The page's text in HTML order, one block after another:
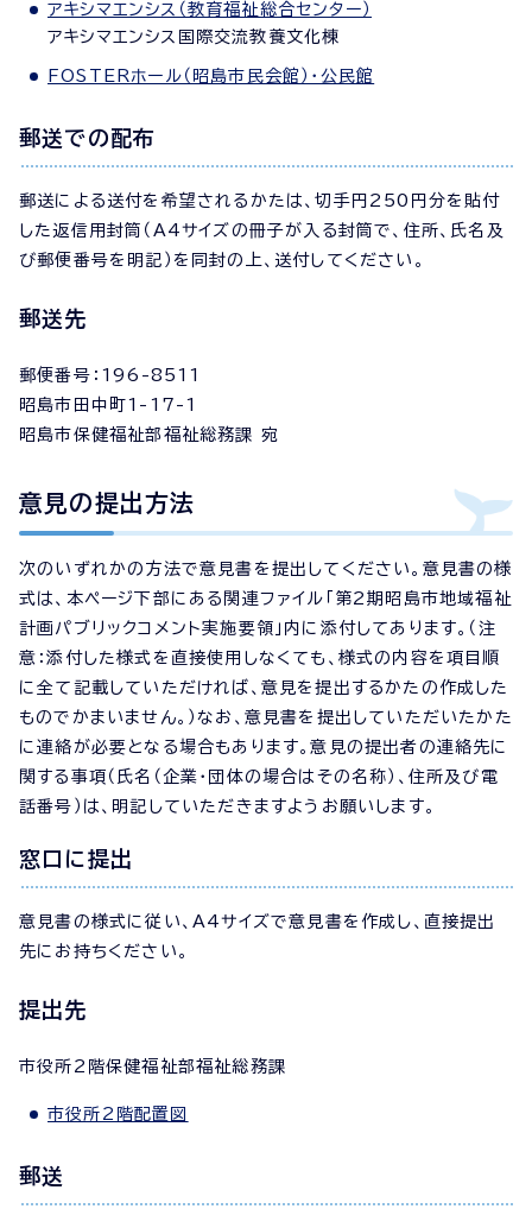
アキシマエンシス（教育福祉総合センター）
アキシマエンシス国際交流教養文化棟
FOSTERホール（昭島市民会館）・公民館
郵送での配布
郵送による送付を希望されるかたは、切手円250円分を貼付
した返信用封筒（A4サイズの冊子が入る封筒で、住所、氏名及
び郵便番号を明記）を同封の上、送付してください。
郵送先
郵便番号：196-8511
昭島市田中町1-17-1
昭島市保健福祉部福祉総務課 宛
意見の提出方法
次のいずれかの方法で意見書を提出してください。意見書の様
式は、本ページ下部にある関連ファイル「第2期昭島市地域福祉
計画パブリックコメント実施要領」内に添付してあります。（注
意：添付した様式を直接使用しなくても、様式の内容を項目順
に全て記載していただければ、意見を提出するかたの作成した
ものでかまいません。）なお、意見書を提出していただいたかた
に連絡が必要となる場合もあります。意見の提出者の連絡先に
関する事項（氏名（企業・団体の場合はその名称）、住所及び電
話番号）は、明記していただきますようお願いします。
窓口に提出
意見書の様式に従い、A4サイズで意見書を作成し、直接提出
先にお持ちください。
提出先
市役所2階保健福祉部福祉総務課
市役所2階配置図
郵送